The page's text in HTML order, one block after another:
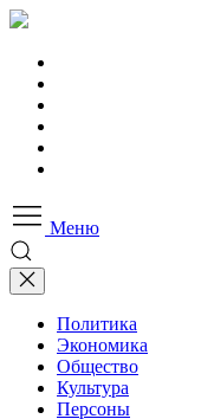
Меню
Политика
Экономика
Общество
Культура
Персоны